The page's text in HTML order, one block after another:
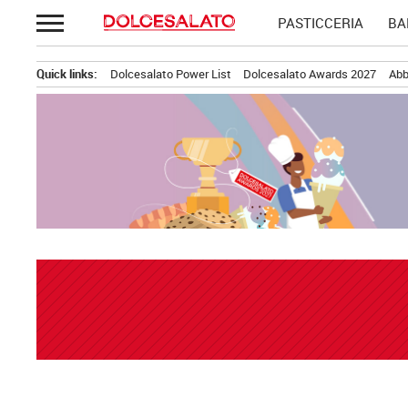
Passa
al
PASTICCERIA
Quick links: Dolcesalato Power List Dolcesalato Awards 2027